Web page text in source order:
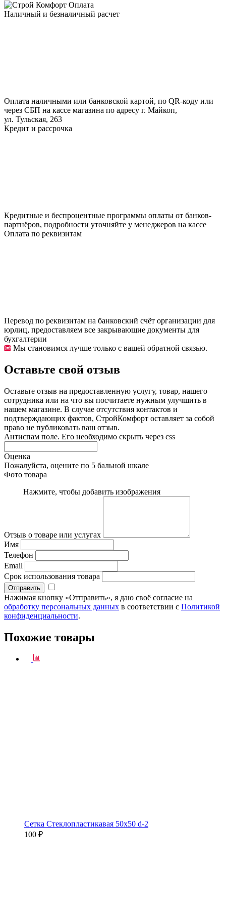
Оплата
Наличный и безналичный расчет
Оплата наличными или банковской картой, по QR-коду или
через СБП на кассе магазина по адресу г. Майкоп,
ул. Тульская, 263
Кредит и рассрочка
Кредитные и беспроцентные программы оплаты от банков-
партнёров, подробности уточняйте у менеджеров на кассе
Оплата по реквизитам
Перевод по реквизитам на банковский счёт организации для
юрлиц, предоставляем все закрывающие документы для
бухгалтерии
Мы становимся лучше только с вашей обратной связью.
Оставьте свой отзыв
Оставьте отзыв на предоставленную услугу, товар, нашего
сотрудника или на что вы посчитаете нужным улучшить в
нашем магазине. В случае отсутствия контактов и
подтверждающих фактов, СтройКомфорт оставляет за собой
право не публиковать ваш отзыв.
Антиспам поле. Его необходимо скрыть через css
Оценка
Пожалуйста, оцените по 5 бальной шкале
Фото товара
Нажмите, чтобы добавить изображения
Отзыв о товаре или услугах
Имя
Телефон
Email
Срок использования товара
Нажимая кнопку «Отправить», я даю своё согласие на
обработку персональных данных в соответствии с Политикой
конфиденциальности.
Похожие товары
Сетка Стеклопластикавая 50х50 d-2
100 ₽